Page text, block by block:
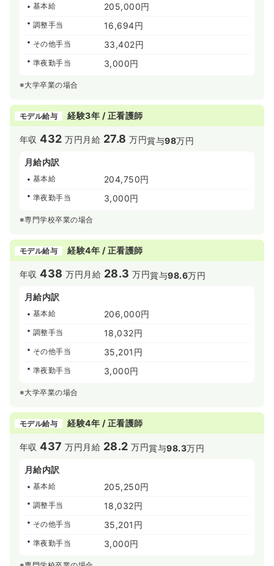
基本給 205,000円
調整手当 16,694円
その他手当 33,402円
準夜勤手当 3,000円
※大学卒業の場合
モデル給与 経験3年 / 正看護師
年収432 万円 月給 27.8 万円賞与98万円
月給内訳
基本給 204,750円
準夜勤手当 3,000円
※専門学校卒業の場合
モデル給与 経験4年 / 正看護師
年収438 万円 月給 28.3 万円賞与98.6万円
月給内訳
基本給 206,000円
調整手当 18,032円
その他手当 35,201円
準夜勤手当 3,000円
※大学卒業の場合
モデル給与 経験4年 / 正看護師
年収437 万円 月給 28.2 万円賞与98.3万円
月給内訳
基本給 205,250円
調整手当 18,032円
その他手当 35,201円
準夜勤手当 3,000円